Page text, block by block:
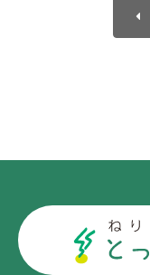
arrow_left